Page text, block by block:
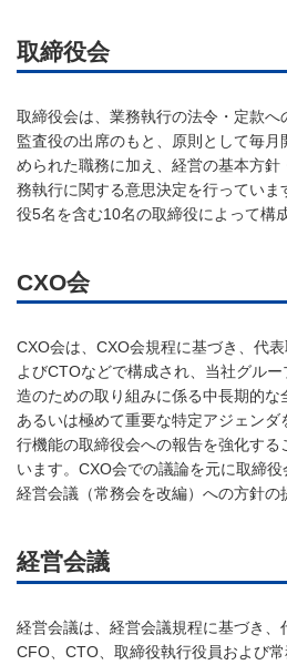
取締役会
取締役会は、業務執行の法令・定款へ
監査役の出席のもと、原則として毎
められた職務に加え、経営の基本方
務執行に関する意思決定を行ってい
役5名を含む10名の取締役によって構
CXO会
CXO会は、CXO会規程に基づき、代
よびCTOなどで構成され、当社グル
造のための取り組みに係る中長期的
あるいは極めて重要な特定アジェン
行機能の取締役会への報告を強化する
います。CXO会での議論を元に取締
経営会議（常務会を改編）への方針の
経営会議
経営会議は、経営会議規程に基づき、
CFO、CTO、取締役執行役員および